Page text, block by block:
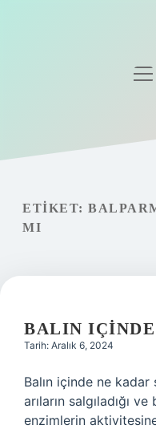
Gizlilik Politikası
Hakkımızda
ETIKET:
MI
BALIN
Tarih: Aralık 6, 2024
Balın içinde ne kadar
arıların salgıladığı
enzimlerin